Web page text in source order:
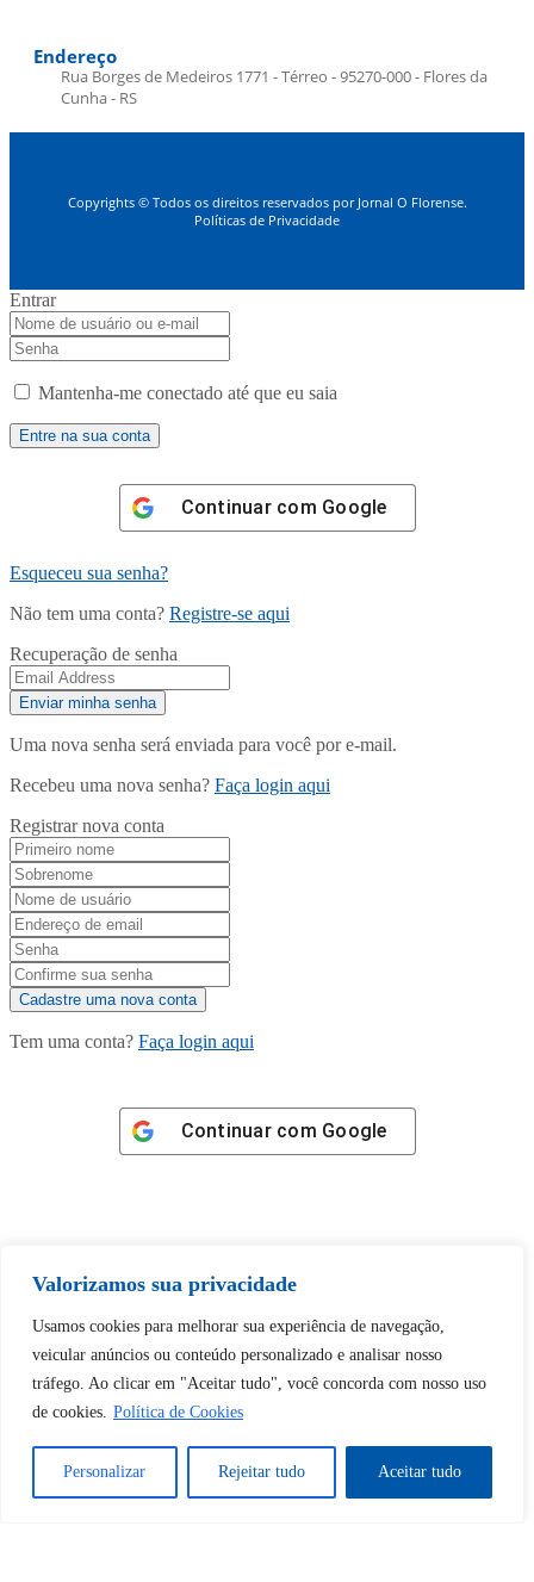
Valorizamos sua privacidade
Usamos cookies para melhorar sua experiência de navegação,
veicular anúncios ou conteúdo personalizado e analisar nosso
tráfego. Ao clicar em "Aceitar tudo", você concorda com nosso uso
de cookies. Política de Cookies
Personalizar Rejeitar tudo Aceitar tudo
Endereço
Rua Borges de Medeiros 1771 - Térreo - 95270-000 - Flores da
Cunha - RS
Copyrights © Todos os direitos reservados por Jornal O Florense.
Políticas de Privacidade
Entrar
Mantenha-me conectado até que eu saia
Continuar com Google
Esqueceu sua senha?
Não tem uma conta? Registre-se aqui
Recuperação de senha
Uma nova senha será enviada para você por e-mail.
Recebeu uma nova senha? Faça login aqui
Registrar nova conta
Tem uma conta? Faça login aqui
Continuar com Google
Tem certeza de que deseja
desbloquear esta publicação?
Sim Não